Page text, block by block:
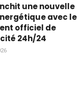
une nouvelle
avec le
officiel de
24h/24